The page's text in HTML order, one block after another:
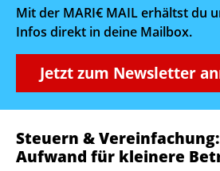
Mit der MARI€ MAIL erhältst du
Infos direkt in deine Mailbox.
Jetzt zum Newsletter
Steuern &
Aufwand für kleinere